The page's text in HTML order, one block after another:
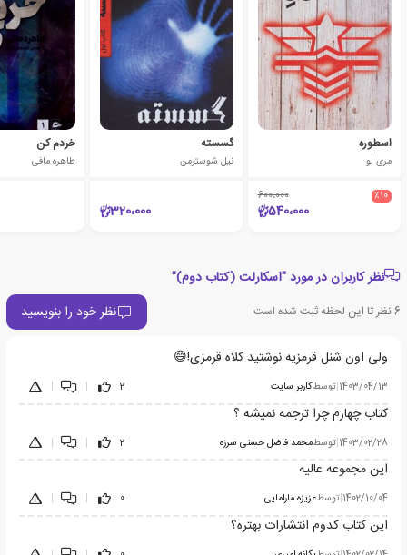
اسطوره
مری لو
٪10 600،000
540،000
گسسته
نیل شوسترمن
320،000
خردم کن
طاهره مافی
نظر کاربران در مورد "اسکارلت (کتاب دوم)"
6نظر تا این لحظه ثبت شده است نظر خود را بنویسید
ولی اون شنل قرمزیه نوشتید کلاه قرمزی!😅
1403/04/13
|توسطکاربر سایت 2
|
|
کتاب چهارم چرا ترجمه نمیشه ؟
1403/02/28
|توسطمحمد فاضل حسنی سرزه 2
|
|
این مجموعه عالیه
1402/10/04
|توسطعزیزه مارامایی 0
|
|
این کتاب کدوم انتشارات بهتره؟